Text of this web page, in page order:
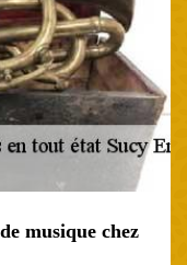
musique chez